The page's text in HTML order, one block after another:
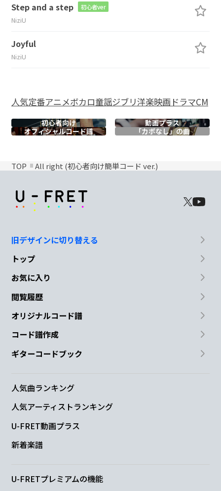
Step and a step 初心者ver
NiziU
Joyful
NiziU
人気定番アニメボカロ童謡ジブリ洋楽映画ドラマCM
初心者向け
動画プラス
オフィシャルコード譜 「カポなし」の曲
TOP All right (初心者向け簡単コード ver.)
旧デザインに切り替える
トップ
お気に入り
閲覧履歴
オリジナルコード譜
コード譜作成
ギターコードブック
人気曲ランキング
人気アーティストランキング
U-FRET動画プラス
新着楽譜
U-FRETプレミアムの機能